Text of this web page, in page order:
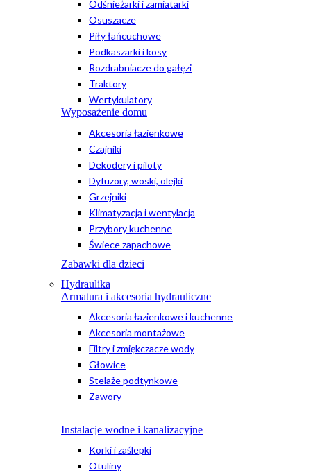
Odśnieżarki i zamiatarki
Osuszacze
Piły łańcuchowe
Podkaszarki i kosy
Rozdrabniacze do gałęzi
Traktory
Wertykulatory
Wyposażenie domu
Akcesoria łazienkowe
Czajniki
Dekodery i piloty
Dyfuzory, woski, olejki
Grzejniki
Klimatyzacja i wentylacja
Przybory kuchenne
Świece zapachowe
Zabawki dla dzieci
Hydraulika
Armatura i akcesoria hydrauliczne
Akcesoria łazienkowe i kuchenne
Akcesoria montażowe
Filtry i zmiękczacze wody
Głowice
Stelaże podtynkowe
Zawory
Instalacje wodne i kanalizacyjne
Korki i zaślepki
Otuliny